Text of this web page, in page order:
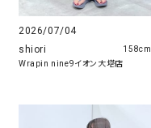
2026/07/04
shiori
Wrapin nine9イオン大塔店
158cm